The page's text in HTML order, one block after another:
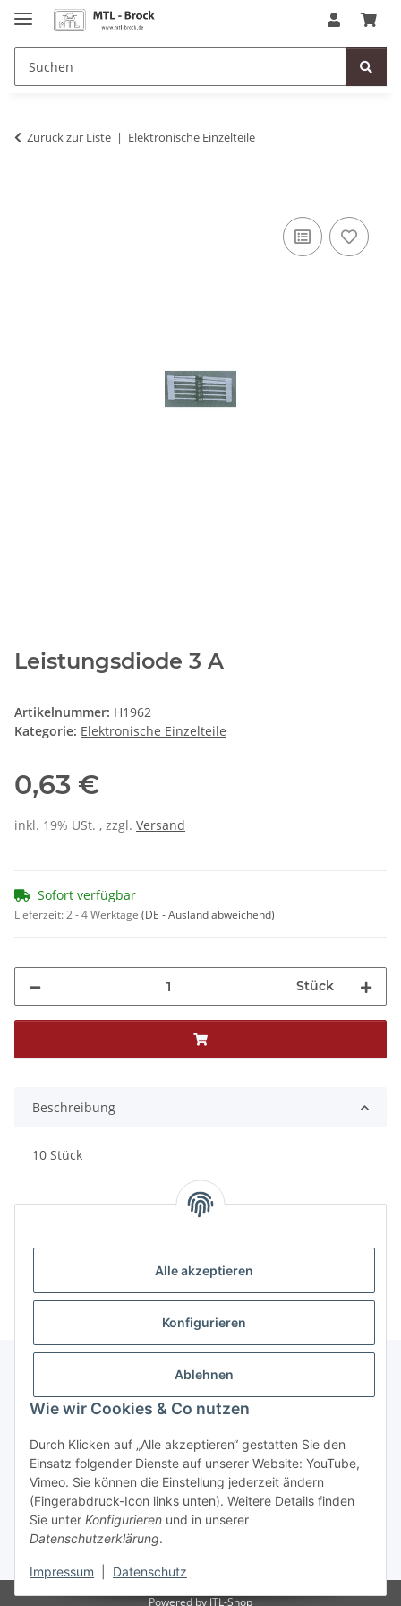
Alle akzeptieren
Konfigurieren
Ablehnen
Wie wir Cookies & Co nutzen
Durch Klicken auf „Alle akzeptieren“ gestatten Sie den
Einsatz folgender Dienste auf unserer Website: YouTube,
Vimeo. Sie können die Einstellung jederzeit ändern
(Fingerabdruck-Icon links unten). Weitere Details finden
Sie unter Konfigurieren und in unserer
Datenschutzerklärung.
Impressum Datenschutz
Zurück zur Liste Elektronische Einzelteile
Leistungsdiode 3 A
Artikelnummer: H1962
Kategorie: Elektronische Einzelteile
0,63 €
inkl. 19% USt. , zzgl. Versand
Sofort verfügbar
Lieferzeit:2 - 4 Werktage (DE - Ausland abweichend)
Stück
Beschreibung
10 Stück
Informationen
Gesetzliche Informationen
Vertrag widerrufen
Powered byJTL-Shop